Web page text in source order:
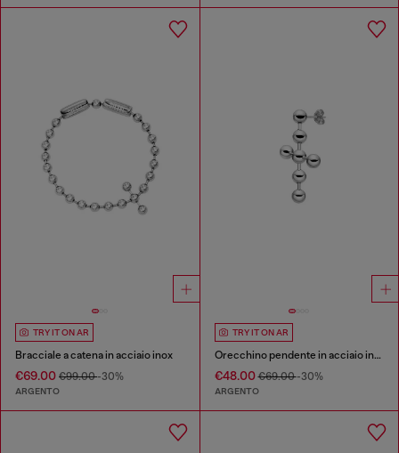
TRY IT ON AR
Bracciale a catena in acciaio inox
€69.00 €99.00-30%
ARGENTO
TRY IT ON AR
Orecchino pendente in acciaio inox
€48.00€69.00-30%
ARGENTO